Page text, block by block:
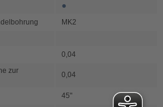
●
MK2
0,04
zur
0,04
45"